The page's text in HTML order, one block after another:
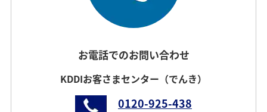
お電話でのお問い合わせ
KDDIお客さまセンター（でんき）
0120-925-438